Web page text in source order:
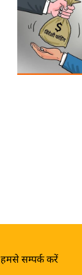
हमसे सम्पर्क करें